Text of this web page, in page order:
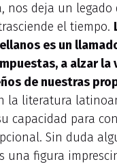
nos deja un legado
el tiempo.
es un
a alzar la
de nuestras
la literatura
capacidad para
Sin duda
una figura